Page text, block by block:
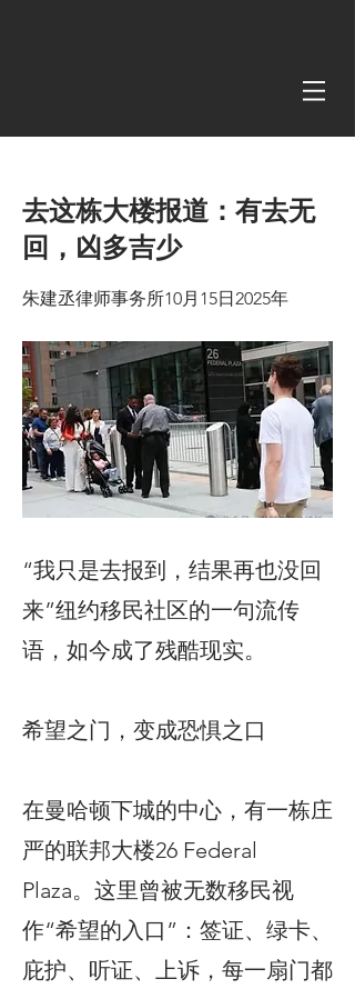
去这栋大楼报道：有去无
回，凶多吉少
朱建丞律师事务所10月15日2025年
“我只是去报到，结果再也没回
来”纽约移民社区的一句流传
语，如今成了残酷现实。
希望之门，变成恐惧之口
在曼哈顿下城的中心，有一栋庄
严的联邦大楼26 Federal
Plaza。这里曾被无数移民视
作“希望的入口”：签证、绿卡、
庇护、听证、上诉，每一扇门都